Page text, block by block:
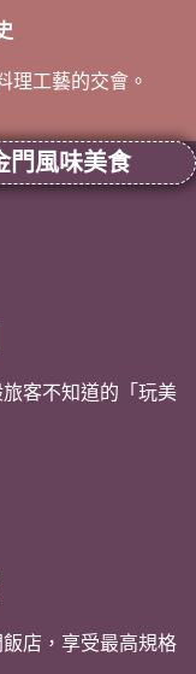
理工藝的交會。
門風味美食
客不知道的「玩美
店，享受最高規格